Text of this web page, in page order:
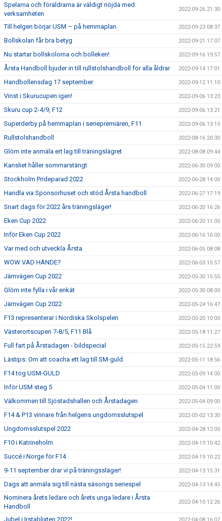
Spelarna och föräldrarna är väldigt nöjda med
verksamheten
2022-09-26 21:30
Till helgen börjar USM – på hemmaplan 2022-09-23 08:37
Bollskolan får bra betyg 2022-09-21 17:07
Nu startar bollskolorna och bolleken! 2022-09-16 19:57
Årsta Handboll bjuder in till rullstolshandboll för alla åldrar 2022-09-14 17:01
Handbollensdag 17 september 2022-09-12 11:10
Vinst i Skurucupen igen! 2022-09-06 13:23
Skuru cup 2-4/9, F12 2022-09-06 13:21
Superderby på hemmaplan i seriepremiären, F11 2022-09-06 13:15
Rullstolshandboll 2022-08-16 20:30
Glöm inte anmäla ert lag till träningslägret 2022-08-08 09:44
Kansliet håller sommarstängt 2022-06-30 09:00
Stockholm Prideparad 2022 2022-06-28 14:00
Handla via Sponsorhuset och stöd Årsta handboll 2022-06-27 17:19
Snart dags för 2022 års träningsläger! 2022-06-20 16:26
Eken Cup 2022 2022-06-20 11:00
Inför Eken Cup 2022 2022-06-16 16:00
Var med och utveckla Årsta 2022-06-05 08:08
WOW VAD HÄNDE? 2022-06-03 15:57
Järnvägen Cup 2022 2022-05-30 15:55
Glöm inte fylla i vår enkät 2022-05-30 08:00
Järnvägen Cup 2022 2022-05-24 16:47
F13 representerar i Nordiska Skolspelen 2022-05-20 10:00
Västerortscupen 7-8/5, F11 Blå 2022-05-18 11:27
Full fart på Årstadagen - bildspecial 2022-05-15 22:59
Lästips: Om att coacha ett lag till SM-guld 2022-05-11 18:56
F14 tog USM-GULD 2022-05-09 14:00
Inför USM steg 5 2022-05-04 11:00
Välkommen till Sjöstadshallen och Årstadagen 2022-05-04 09:00
F14 & P13 vinnare från helgens ungdomsslutspel 2022-05-02 13:30
Ungdomsslutspel 2022 2022-04-28 12:00
F10 i Katrineholm 2022-04-19 10:42
Succé i Norge för F14 2022-04-19 10:22
9-11 september drar vi på träningssläger! 2022-04-13 15:31
Dags att anmäla sig till nästa säsongs seriespel 2022-04-13 14:45
Nominera årets ledare och årets unga ledare i Årsta
Handboll
2022-04-10 12:26
Jubel i Irstablixten 2022! 2022-04-08 16:07